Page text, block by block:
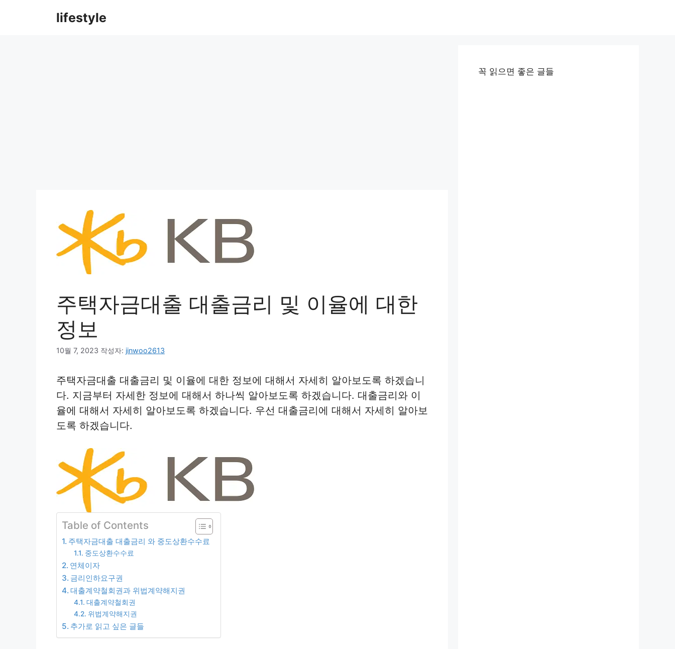
lifestyle
주택자금대출 대출금리 및 이율에 대한
정보
10월 7, 2023 작성자: jinwoo2613
주택자금대출 대출금리 및 이율에 대한 정보에 대해서 자세히 알아보도록 하겠습니
다. 지금부터 자세한 정보에 대해서 하나씩 알아보도록 하겠습니다. 대출금리와 이
율에 대해서 자세히 알아보도록 하겠습니다. 우선 대출금리에 대해서 자세히 알아보
도록 하겠습니다.
Table of Contents
주택자금대출 대출금리 와 중도상환수수료
중도상환수수료
연체이자
금리인하요구권
대출계약철회권과 위법계약해지권
대출계약철회권
위법계약해지권
추가로 읽고 싶은 글들
꼭 읽으면 좋은 글들